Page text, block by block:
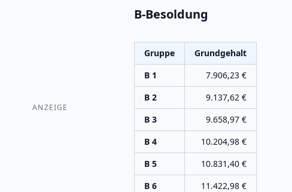
ANZEIGE
B-Besoldung
Gruppe
Grundgehalt
B 1
7.906,23 €
B 2
9.137,62 €
B 3
9.658,97 €
B 4
10.204,98 €
B 5
10.831,40 €
B 6
11.422,98 €